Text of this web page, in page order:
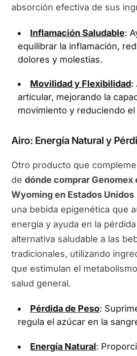
absorción efectiva de sus
Inflamación Saludable:
equilibrar la inflamación,
dolores y molestias.
Movilidad y Flexibilidad:
articular, mejorando la
movimiento y reduciendo el
Airo: Energía Natural y
Otro producto que
de dónde comprar Genomex
Wyoming en Estados Unidos
una bebida epigenética que
energía y ayuda en la
alternativa saludable a las
tradicionales, utilizando
que estimulan el
salud general.
Pérdida de Peso:
regula el azúcar en la
Energía Natural: